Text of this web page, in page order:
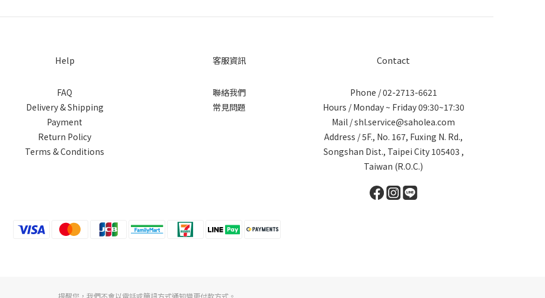
Help
FAQ
Delivery & Shipping
Payment
Return Policy
Terms & Conditions
客服資訊
聯絡我們
常見問題
Contact
Phone / 02-2713-6621
Hours / Monday ~ Friday 09:30~17:30
Mail / shl.service@saholea.com
Address / 5F., No. 167, Fuxing N. Rd.,
Songshan Dist., Taipei City 105403 ,
Taiwan (R.O.C.)